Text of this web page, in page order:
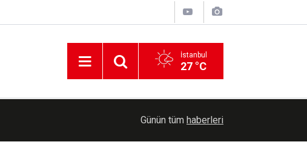
İstanbul
27 °C
Diyarbakır'da güvenlik verileri açıklandı
Günün tüm haberleri